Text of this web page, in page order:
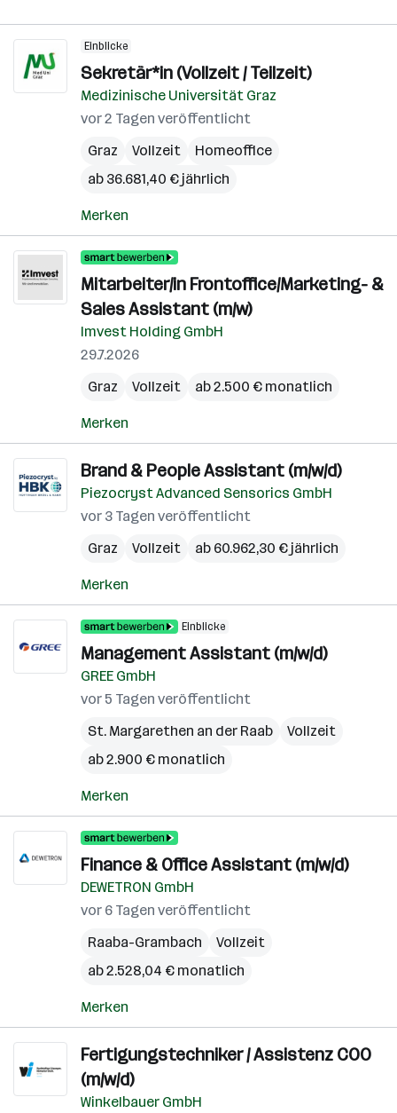
Einblicke
Sekretär*in (Vollzeit / Teilzeit)
Medizinische Universität Graz
vor 2 Tagen veröffentlicht
Graz
Vollzeit
Homeoffice
ab 36.681,40 € jährlich
Merken
Mitarbeiter/in Frontoffice/Marketing- &
Sales Assistant (m/w)
Imvest Holding GmbH
29.7.2026
Graz
Vollzeit ab 2.500 € monatlich
Merken
Brand & People Assistant (m/w/d)
Piezocryst Advanced Sensorics GmbH
vor 3 Tagen veröffentlicht
Graz
Vollzeit ab 60.962,30 € jährlich
Merken
Einblicke
Management Assistant (m/w/d)
GREE GmbH
vor 5 Tagen veröffentlicht
St. Margarethen an der Raab
Vollzeit
ab 2.900 € monatlich
Merken
Finance & Office Assistant (m/w/d)
DEWETRON GmbH
vor 6 Tagen veröffentlicht
Raaba-Grambach
Vollzeit
ab 2.528,04 € monatlich
Merken
Fertigungstechniker / Assistenz COO
(m/w/d)
Winkelbauer GmbH